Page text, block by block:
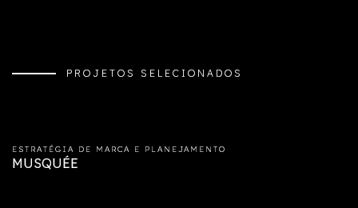
PROJETOS SELECIONADOS
ESTRATÉGIA DE MARCA E PLANEJAMENTO
MUSQUÉE